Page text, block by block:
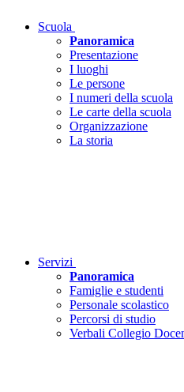
Scuola
Panoramica
Presentazione
I luoghi
Le persone
I numeri della scuola
Le carte della scuola
Organizzazione
La storia
Servizi
Panoramica
Famiglie e studenti
Personale scolastico
Percorsi di studio
Verbali Collegio